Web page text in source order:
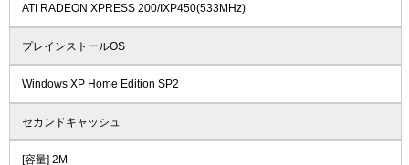
ATI RADEON XPRESS 200/IXP450(533MHz)
プレインストールOS
Windows XP Home Edition SP2
セカンドキャッシュ
[容量] 2M